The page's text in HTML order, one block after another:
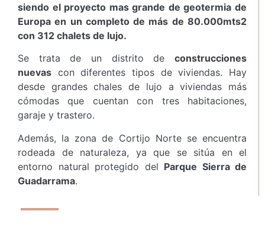
siendo el proyecto mas grande de geotermia de
Europa en un completo de más de 80.000mts2
con 312 chalets de lujo.
Se trata de un distrito de construcciones
nuevas con diferentes tipos de viviendas. Hay
desde grandes chales de lujo a viviendas más
cómodas que cuentan con tres habitaciones,
garaje y trastero.
Además, la zona de Cortijo Norte se encuentra
rodeada de naturaleza, ya que se sitúa en el
entorno natural protegido del Parque Sierra de
Guadarrama.